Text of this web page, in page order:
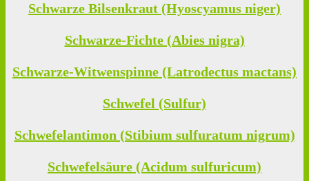
Schwarze Bilsenkraut (Hyoscyamus niger)
Schwarze-Fichte (Abies nigra)
Schwarze-Witwenspinne (Latrodectus mactans)
Schwefel (Sulfur)
Schwefelantimon (Stibium sulfuratum nigrum)
Schwefelsäure (Acidum sulfuricum)